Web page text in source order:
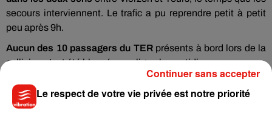
secours interviennent. Le trafic a pu reprendre petit à petit
peu après 9h.
Aucun des 10 passagers du TER présents à bord lors de la
collision n’ont été blessés, souligne le quotidien.
Le respect de votre vie privée est notre priorité
Continuer sans accepter